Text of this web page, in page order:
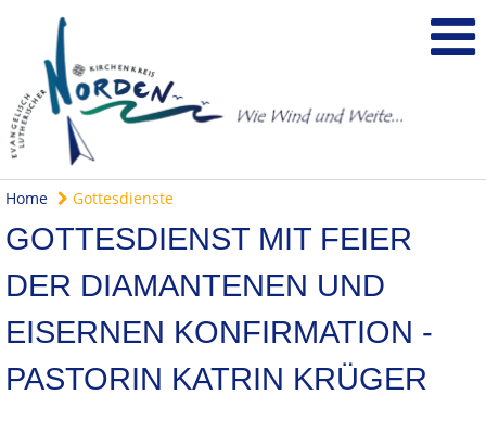
Home Gottesdienste
GOTTESDIENST MIT FEIER
DER DIAMANTENEN UND
EISERNEN KONFIRMATION -
PASTORIN KATRIN KRÜGER